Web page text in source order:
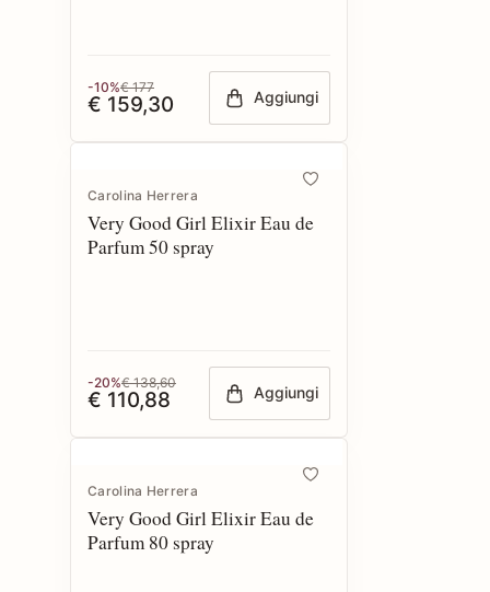
-10%€ 177
€ 159,30 Aggiungi
Carolina Herrera
Very Good Girl Elixir Eau de
Parfum 50 spray
-20%€ 138,60
€ 110,88 Aggiungi
Carolina Herrera
Very Good Girl Elixir Eau de
Parfum 80 spray